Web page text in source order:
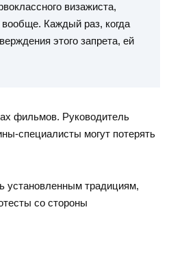
визажиста,
вообще. Каждый раз, когда
этого запрета, ей
фильмов. Руководитель
специалисты могут потерять
установленным традициям,
со стороны